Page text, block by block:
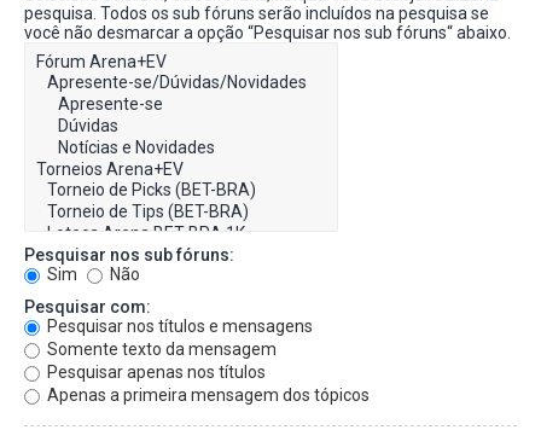
pesquisa. Todos os sub fóruns serão incluídos na pesquisa se
você não desmarcar a opção “Pesquisar nos sub fóruns“ abaixo.
Pesquisar nos sub fóruns:
Sim
Não
Pesquisar com:
Pesquisar nos títulos e mensagens
Somente texto da mensagem
Pesquisar apenas nos títulos
Apenas a primeira mensagem dos tópicos